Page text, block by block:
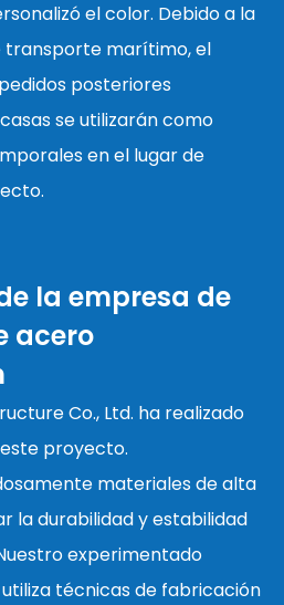
el color. Debido a la
transporte marítimo, el
posteriores
se utilizarán como
en el lugar de
la empresa de
acero
Co., Ltd. ha realizado
proyecto.
materiales de alta
la durabilidad y estabilidad
experimentado
técnicas de fabricación